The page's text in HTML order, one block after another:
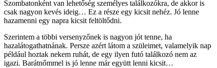
Szombatonként van lehetőség személyes találkozókra, de akkor is
csak nagyon kevés ideig… Ez a része egy kicsit nehéz. Jó lenne
hazamenni egy napra kicsit feltöltődni.
Szerintem a többi versenyzőnek is nagyon jót tenne, ha
hazalátogathatnának. Persze azért látom a szüleimet, valamelyik nap
például hoztak nekem ruhát, de egy ilyen futó találkozó nem az
igazi. Barátnőmmel is jó lenne már együtt lenni kicsit…